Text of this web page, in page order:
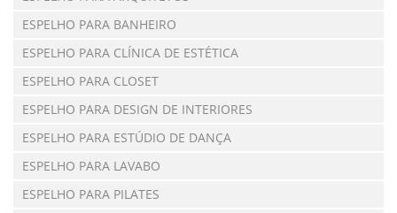
ESPELHO PARA BANHEIRO
ESPELHO PARA CLÍNICA DE ESTÉTICA
ESPELHO PARA CLOSET
ESPELHO PARA DESIGN DE INTERIORES
ESPELHO PARA ESTÚDIO DE DANÇA
ESPELHO PARA LAVABO
ESPELHO PARA PILATES